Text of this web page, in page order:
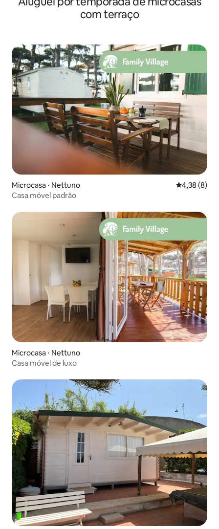
com terraço
Microcasa ⋅ Nettuno 4,38 de uma
4,38 (8)
Casa móvel padrão
Microcasa ⋅ Nettuno
Casa móvel de luxo